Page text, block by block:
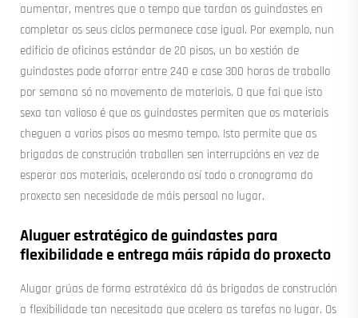
aumentar, mentres que o tempo que tardan os guindastes en
completar os seus ciclos permanece case igual. Por exemplo, nun
edificio de oficinas estándar de 20 pisos, un bo xestión de
guindastes pode aforrar entre 240 e case 300 horas de traballo
por semana só no movemento de materiais. O que fai que isto
sexa tan valioso é que os guindastes permiten que os materiais
cheguen a varios pisos ao mesmo tempo. Isto permite que as
brigadas de construción traballen sen interrupcións en vez de
esperar aos materiais, acelerando así todo o cronograma do
proxecto sen necesidade de máis persoal no lugar.
Aluguer estratégico de guindastes para
flexibilidade e entrega máis rápida do proxecto
Alugar grúas de forma estratéxica dá ás brigadas de construción
a flexibilidade tan necesitada que acelera as tarefas no lugar. Os